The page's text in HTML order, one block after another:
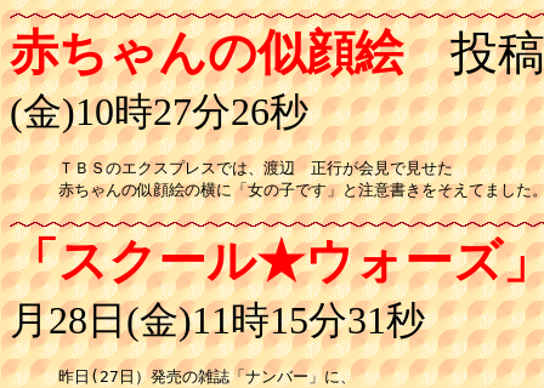
赤ちゃんの似顔絵投稿
(金)10時27分26秒
ＴＢＳのエクスプレスでは、渡辺　正行が会見で見せた
赤ちゃんの似顔絵の横に「女の子です」と注意書きをそえてました
「スクール★ウォーズ
月28日(金)11時15分31秒
昨日(27日）発売の雑誌「ナンバー」に、